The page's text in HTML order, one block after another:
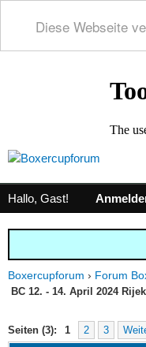
Diese Webseite
Hallo, Gast!
Boxercupforum › Forum
BC 12. - 14. April 2024
Seiten (3): 1 2 3
0 im Durchschnitt